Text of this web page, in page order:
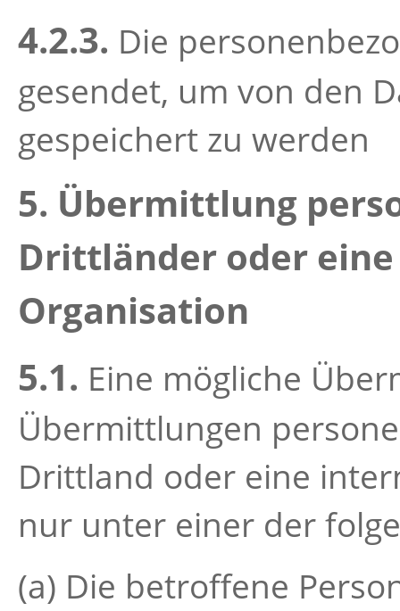
4.2.3. Die
gesendet, um von den
gespeichert zu werden
5. Übermittlung
Drittländer oder
Organisation
5.1. Eine mögliche
Übermittlungen
Drittland oder eine
nur unter einer der
(a) Die betroffene